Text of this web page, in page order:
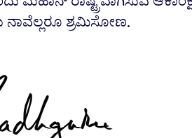
ನಾವೆಲ್ಲರೂ ಶ್ರಮಿಸೋಣ.